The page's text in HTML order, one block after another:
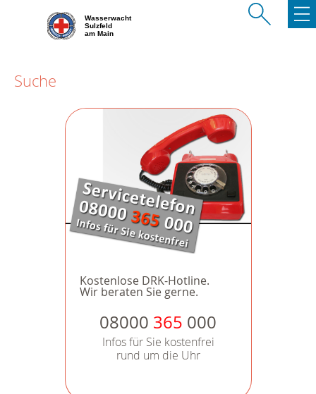
Wasserwacht
Sulzfeld
am Main
Suche
Kostenlose DRK-Hotline.
Wir beraten Sie gerne.
08000 365 000
Infos für Sie kostenfrei
rund um die Uhr